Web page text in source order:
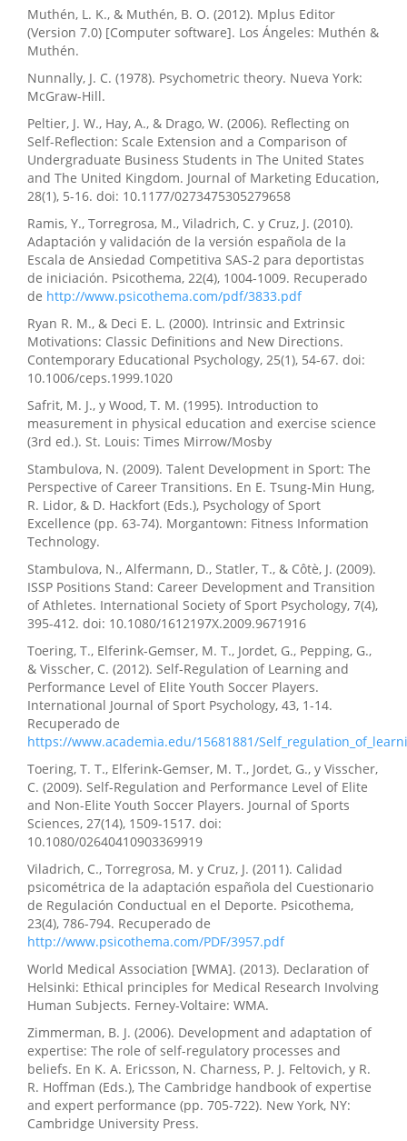
Muthén, L. K., & Muthén, B. O. (2012). Mplus Editor
(Version 7.0) [Computer software]. Los Ángeles: Muthén &
Muthén.
Nunnally, J. C. (1978). Psychometric theory. Nueva York:
McGraw-Hill.
Peltier, J. W., Hay, A., & Drago, W. (2006). Reflecting on
Self-Reflection: Scale Extension and a Comparison of
Undergraduate Business Students in The United States
and The United Kingdom. Journal of Marketing Education,
28(1), 5-16. doi: 10.1177/0273475305279658
Ramis, Y., Torregrosa, M., Viladrich, C. y Cruz, J. (2010).
Adaptación y validación de la versión española de la
Escala de Ansiedad Competitiva SAS-2 para deportistas
de iniciación. Psicothema, 22(4), 1004-1009. Recuperado
de http://www.psicothema.com/pdf/3833.pdf
Ryan R. M., & Deci E. L. (2000). Intrinsic and Extrinsic
Motivations: Classic Definitions and New Directions.
Contemporary Educational Psychology, 25(1), 54-67. doi:
10.1006/ceps.1999.1020
Safrit, M. J., y Wood, T. M. (1995). Introduction to
measurement in physical education and exercise science
(3rd ed.). St. Louis: Times Mirrow/Mosby
Stambulova, N. (2009). Talent Development in Sport: The
Perspective of Career Transitions. En E. Tsung-Min Hung,
R. Lidor, & D. Hackfort (Eds.), Psychology of Sport
Excellence (pp. 63-74). Morgantown: Fitness Information
Technology.
Stambulova, N., Alfermann, D., Statler, T., & Côtè, J. (2009).
ISSP Positions Stand: Career Development and Transition
of Athletes. International Society of Sport Psychology, 7(4),
395-412. doi: 10.1080/1612197X.2009.9671916
Toering, T., Elferink-Gemser, M. T., Jordet, G., Pepping, G.,
& Visscher, C. (2012). Self-Regulation of Learning and
Performance Level of Elite Youth Soccer Players.
International Journal of Sport Psychology, 43, 1-14.
Recuperado de
https://www.academia.edu/15681881/
Toering, T. T., Elferink-Gemser, M. T., Jordet, G., y Visscher,
C. (2009). Self-Regulation and Performance Level of Elite
and Non-Elite Youth Soccer Players. Journal of Sports
Sciences, 27(14), 1509-1517. doi:
10.1080/02640410903369919
Viladrich, C., Torregrosa, M. y Cruz, J. (2011). Calidad
psicométrica de la adaptación española del Cuestionario
de Regulación Conductual en el Deporte. Psicothema,
23(4), 786-794. Recuperado de
http://www.psicothema.com/PDF/3957.pdf
World Medical Association [WMA]. (2013). Declaration of
Helsinki: Ethical principles for Medical Research Involving
Human Subjects. Ferney-Voltaire: WMA.
Zimmerman, B. J. (2006). Development and adaptation of
expertise: The role of self-regulatory processes and
beliefs. En K. A. Ericsson, N. Charness, P. J. Feltovich, y R.
R. Hoffman (Eds.), The Cambridge handbook of expertise
and expert performance (pp. 705-722). New York, NY:
Cambridge University Press.